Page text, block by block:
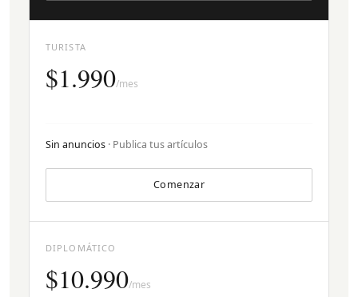
TURISTA
$1.990/mes
Sin anuncios · Publica tus artículos
Comenzar
DIPLOMÁTICO
$10.990/mes